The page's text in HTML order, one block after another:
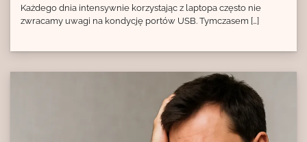
Każdego dnia intensywnie korzystając z laptopa często nie
zwracamy uwagi na kondycję portów USB. Tymczasem […]